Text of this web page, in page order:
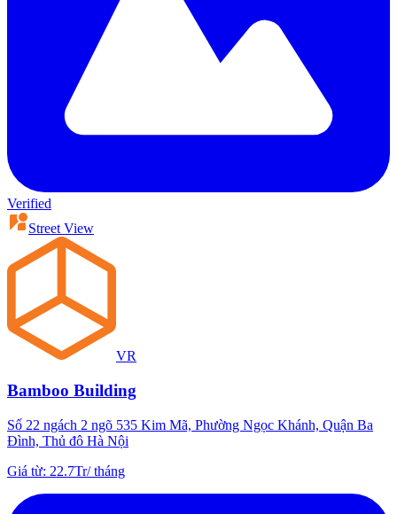
Verified
Street View
VR
Bamboo Building
Số 22 ngách 2 ngõ 535 Kim Mã, Phường Ngọc Khánh, Quận Ba
Đình, Thủ đô Hà Nội
Giá từ: 22.7Tr/tháng